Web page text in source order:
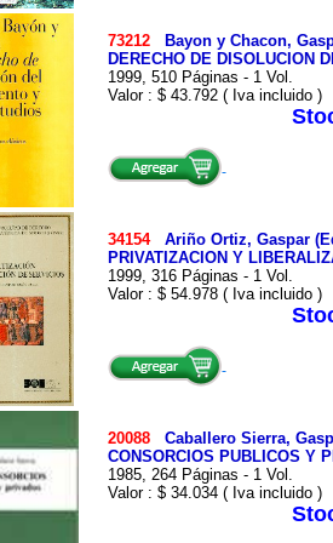
73212
Bayon y Chacon,
DERECHO DE DISOLUCION
1999, 510 Páginas - 1 Vol.
Valor : $ 43.792 ( Iva incluido )
34154 Ariño Ortiz, Gaspar
PRIVATIZACION Y
1999, 316 Páginas - 1 Vol.
Valor : $ 54.978 ( Iva incluido )
20088 Caballero Sierra,
CONSORCIOS PUBLICOS Y
1985, 264 Páginas - 1 Vol.
Valor : $ 34.034 ( Iva incluido )